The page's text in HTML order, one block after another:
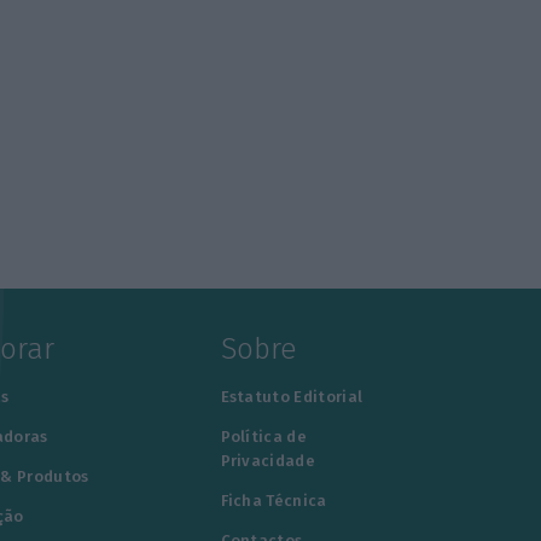
Produtos
Sobre
Estatuto Editorial
Política de
Privacidade
Ficha Técnica